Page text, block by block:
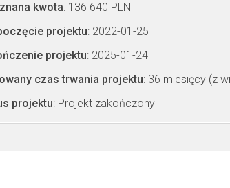
kwota: 136 640 PLN
projektu: 2022-01-25
projektu: 2025-01-24
czas trwania projektu: 36 miesięcy (z
projektu: Projekt zakończony